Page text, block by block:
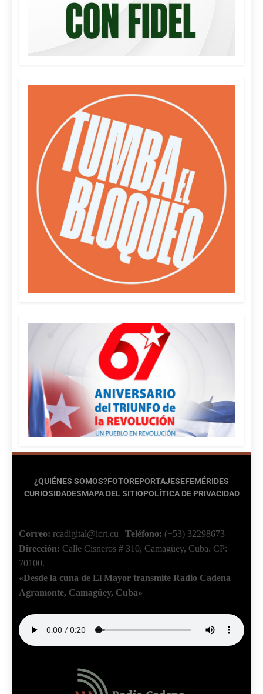
¿QUIÉNES SOMOS?FOTOREPORTAJESEFEMÉRIDES
CURIOSIDADESMAPA DEL SITIOPOLÍTICA DE PRIVACIDAD
Correo: rcadigital@icrt.cu | Teléfono: (+53) 32298673 |
Dirección: Calle Cisneros # 310, Camagüey, Cuba. CP:
70100.
«Desde la cuna de El Mayor transmite Radio Cadena
Agramonte, Camagüey, Cuba»